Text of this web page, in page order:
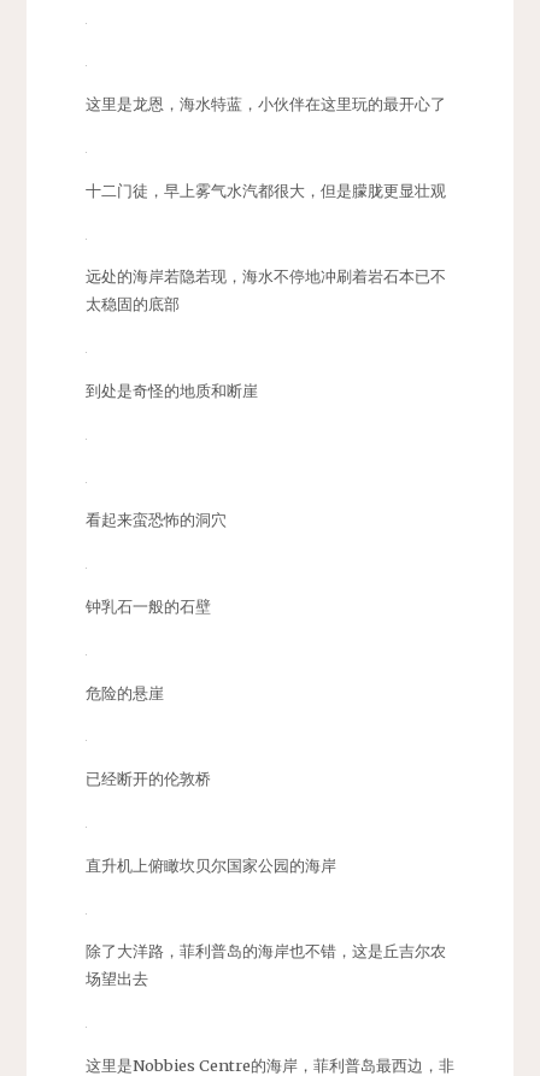
这里是龙恩，海水特蓝，小伙伴在这里玩的最开心了
十二门徒，早上雾气水汽都很大，但是朦胧更显壮观
远处的海岸若隐若现，海水不停地冲刷着岩石本已不
太稳固的底部
到处是奇怪的地质和断崖
看起来蛮恐怖的洞穴
钟乳石一般的石壁
危险的悬崖
已经断开的伦敦桥
直升机上俯瞰坎贝尔国家公园的海岸
除了大洋路，菲利普岛的海岸也不错，这是丘吉尔农
场望出去
这里是Nobbies Centre的海岸，菲利普岛最西边，非